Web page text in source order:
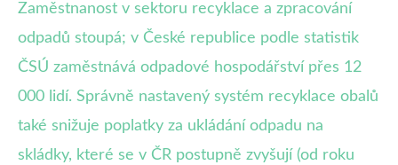
Zaměstnanost v sektoru recyklace a zpracování
odpadů stoupá; v České republice podle statistik
ČSÚ zaměstnává odpadové hospodářství přes 12
000 lidí. Správně nastavený systém recyklace obalů
také snižuje poplatky za ukládání odpadu na
skládky, které se v ČR postupně zvyšují (od roku